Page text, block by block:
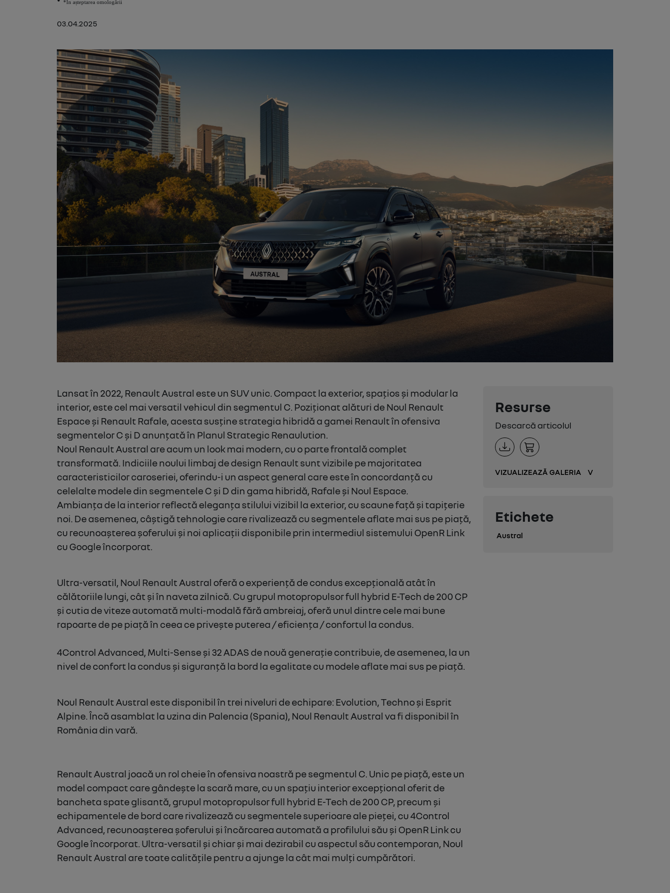
*În așteptarea omologării
03.04.2025
Lansat în 2022, Renault Austral este un SUV unic. Compact la exterior, spațios și modular la
interior, este cel mai versatil vehicul din segmentul C. Poziționat alături de Noul Renault
Espace și Renault Rafale, acesta susține strategia hibridă a gamei Renault în ofensiva
segmentelor C și D anunțată în Planul Strategic Renaulution.
Noul Renault Austral are acum un look mai modern, cu o parte frontală complet
transformată. Indiciile noului limbaj de design Renault sunt vizibile pe majoritatea
caracteristicilor caroseriei, oferindu-i un aspect general care este în concordanță cu
celelalte modele din segmentele C și D din gama hibridă, Rafale și Noul Espace.
Ambianța de la interior reflectă eleganța stilului vizibil la exterior, cu scaune față și tapițerie
noi. De asemenea, câștigă tehnologie care rivalizează cu segmentele aflate mai sus pe piață,
cu recunoașterea șoferului și noi aplicații disponibile prin intermediul sistemului OpenR Link
cu Google încorporat.
Ultra-versatil, Noul Renault Austral oferă o experiență de condus excepțională atât în
călătoriile lungi, cât și în naveta zilnică. Cu grupul motopropulsor full hybrid E-Tech de 200 CP
și cutia de viteze automată multi-modalăfără ambreiaj, oferă unul dintre cele mai bune
rapoarte de pe piață în ceea ce privește puterea / eficiența / confortul la condus.
4Control Advanced, Multi-Sense și 32 ADAS de nouă generație contribuie, de asemenea, la un
nivel de confort la condus și siguranță la bord la egalitate cu modele aflate mai sus pe piață.
Noul Renault Austral este disponibil în trei niveluri de echipare: Evolution, Techno și Esprit
Alpine. Încă asamblat la uzina din Palencia (Spania), Noul Renault Austral va fi disponibil în
România din vară.
Renault Austral joacă un rol cheie în ofensiva noastră pe segmentul C. Unic pe piață, este un
model compact care gândește la scară mare, cu un spațiu interior excepțional oferit de
bancheta spate glisantă, grupul motopropulsor full hybrid E-Tech de 200 CP, precum și
echipamentele de bord care rivalizează cu segmentele superioare ale pieței, cu 4Control
Advanced, recunoașterea șoferului și încărcarea automată a profilului său și OpenR Link cu
Google încorporat. Ultra-versatil și chiar și mai dezirabil cu aspectul său contemporan, Noul
Renault Austral are toate calitățile pentru a ajunge la cât mai mulți cumpărători.
Resurse
Descarcă articolul
VIZUALIZEAZĂ GALERIA V
Etichete
Austral